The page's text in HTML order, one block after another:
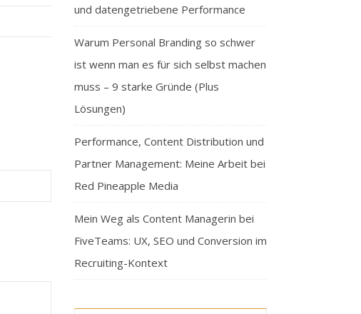
und datengetriebene Performance
Warum Personal Branding so schwer
ist wenn man es für sich selbst machen
muss – 9 starke Gründe (Plus
Lösungen)
Performance, Content Distribution und
Partner Management: Meine Arbeit bei
Red Pineapple Media
Mein Weg als Content Managerin bei
FiveTeams: UX, SEO und Conversion im
Recruiting-Kontext